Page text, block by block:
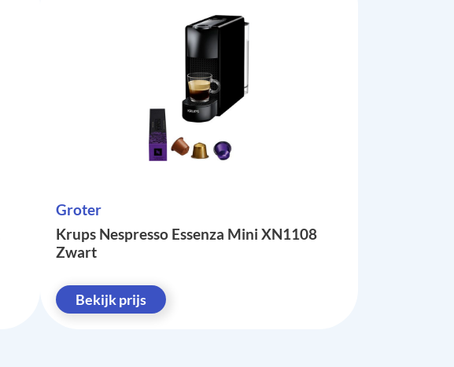
Groter
Krups Nespresso Essenza Mini XN1108
Zwart
Bekijk prijs